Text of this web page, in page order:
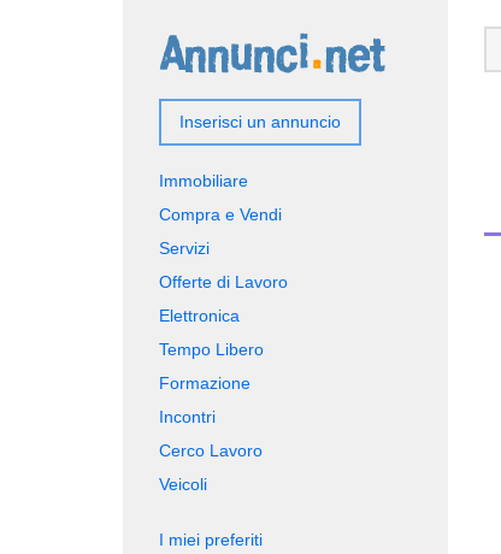
Inserisci un annuncio
Immobiliare
Compra e Vendi
Servizi
Offerte di Lavoro
Elettronica
Tempo Libero
Formazione
Incontri
Cerco Lavoro
Veicoli
I miei preferiti